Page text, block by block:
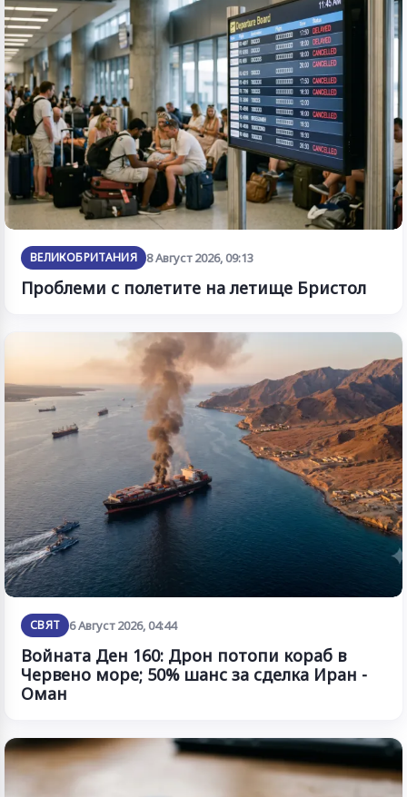
ВЕЛИКОБРИТАНИЯ 8 Август 2026, 09:13
Проблеми с полетите на летище Бристол
СВЯТ 6 Август 2026, 04:44
Войната Ден 160: Дрон потопи кораб в
Червено море; 50% шанс за сделка Иран -
Оман